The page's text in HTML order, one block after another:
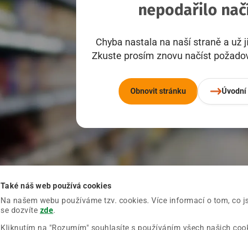
Také náš web používá cookies
Na našem webu používáme tzv. cookies. Více informací o tom, co
se dozvíte zde.
Kliknutím na "Rozumím" souhlasíte s používáním všech našich
nepodařilo
Chyba nastala na naší straně a už
Zkuste prosím znovu načíst
Obnovit stránku